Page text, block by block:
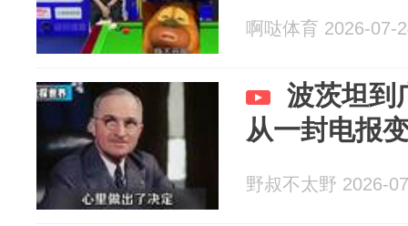
啊哒体育 2026-07-
波茨坦到
从一封电报
野叔不太野 2026-